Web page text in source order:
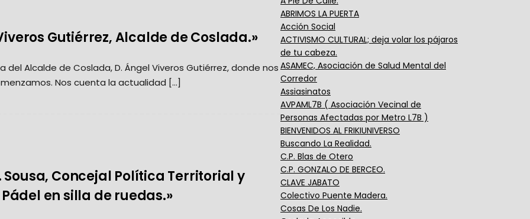
Viveros Gutiérrez, Alcalde de Coslada.»
del Alcalde de Coslada, D. Ángel Viveros Gutiérrez, donde nos
Nos cuenta la actualidad […]
Sousa, Concejal Política Territorial y
en silla de ruedas.»
ABRIMOS LA PUERTA
Acción Social
ACTIVISMO CULTURAL; deja volar los pájaros
de tu cabeza.
ASAMEC, Asociación de Salud Mental del
Corredor
Assiasinatos
AVPAML7B ( Asociación Vecinal de
Personas Afectadas por Metro L7B )
BIENVENIDOS AL FRIKIUNIVERSO
Buscando La Realidad.
C.P. Blas de Otero
C.P. GONZALO DE BERCEO.
CLAVE JABATO
Colectivo Puente Madera.
Cosas De Los Nadie.